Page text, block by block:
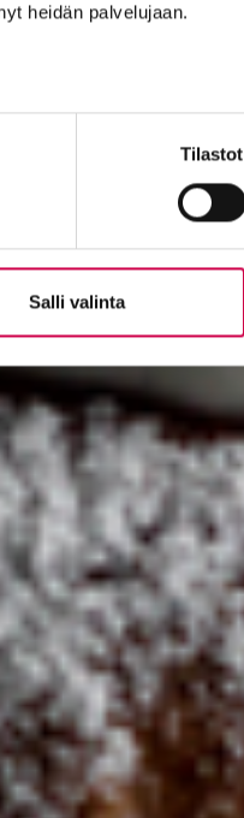
heidän palvelujaan.
Tilastot
Salli valinta